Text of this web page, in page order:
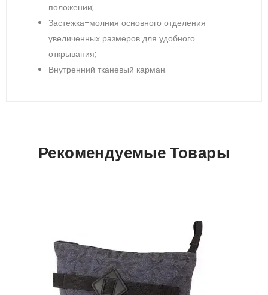
положении;
Застежка-молния основного отделения
увеличенных размеров для удобного
открывания;
Внутренний тканевый карман.
Рекомендуемые Товары